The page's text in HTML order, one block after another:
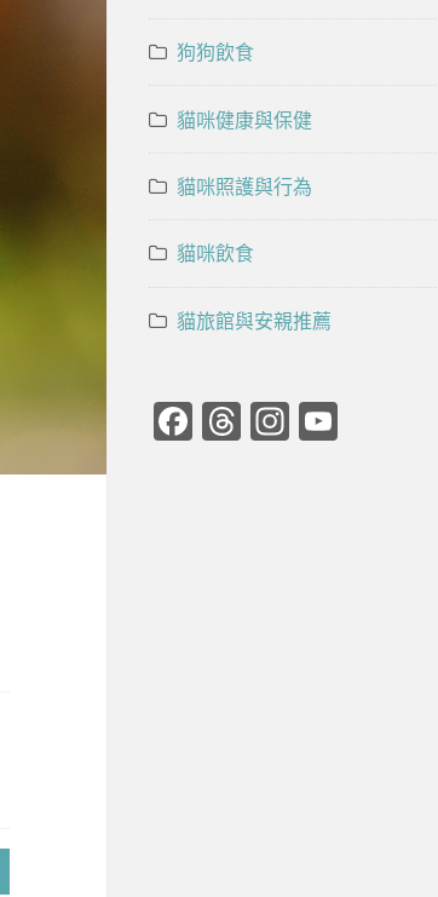
狗狗飲食
貓咪健康與保健
貓咪照護與行為
貓咪飲食
貓旅館與安親推薦
Facebook
ThreadsInstagram
YouTube